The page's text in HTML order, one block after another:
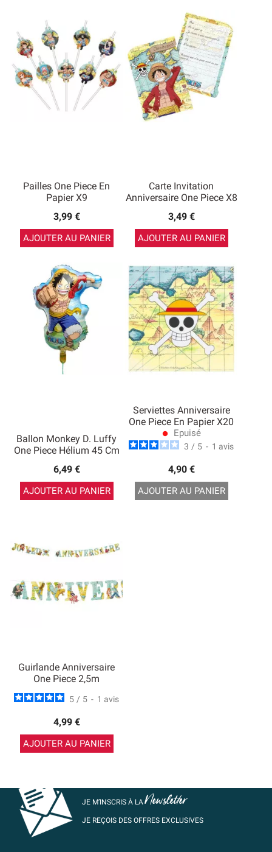
Pailles One Piece En
Papier X9
3,99 €
AJOUTER AU PANIER
Carte Invitation
Anniversaire One Piece X8
3,49 €
AJOUTER AU PANIER
Ballon Monkey D. Luffy
One Piece Hélium 45 Cm
6,49 €
AJOUTER AU PANIER
Serviettes Anniversaire
One Piece En Papier X20
lens Epuisé
3 / 5 - 1 avis
4,90 €
AJOUTER AU PANIER
Guirlande Anniversaire
One Piece 2,5m
5 / 5 - 1 avis
4,99 €
AJOUTER AU PANIER
JE M’INSCRIS À LANewsletter
JE REÇOIS DES OFFRES EXCLUSIVES